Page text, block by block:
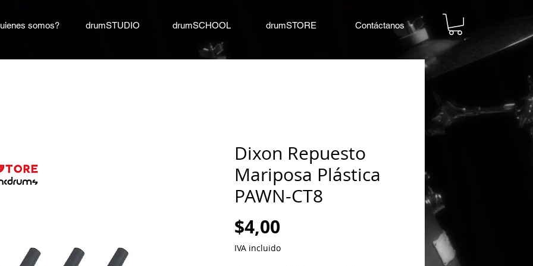
somos? drumSTUDIO drumSCHOOL drumSTORE Contáctanos
Dixon Repuesto
Mariposa Plástica
PAWN-CT8
$4,00
IVA incluido